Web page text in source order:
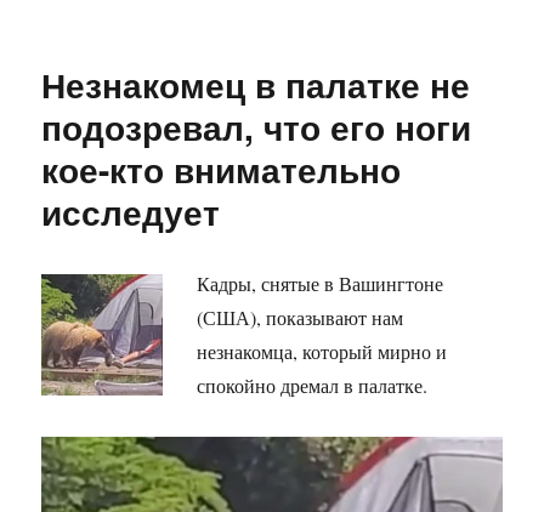
Незнакомец в палатке не
подозревал, что его ноги
кое-кто внимательно
исследует
Кадры, снятые в Вашингтоне
(США), показывают нам
незнакомца, который мирно и
спокойно дремал в палатке.